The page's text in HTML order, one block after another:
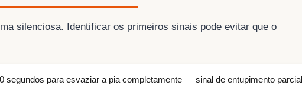
silenciosa. Identificar os primeiros sinais pode evitar que o
segundos para esvaziar a pia completamente — sinal de entupimento parcial